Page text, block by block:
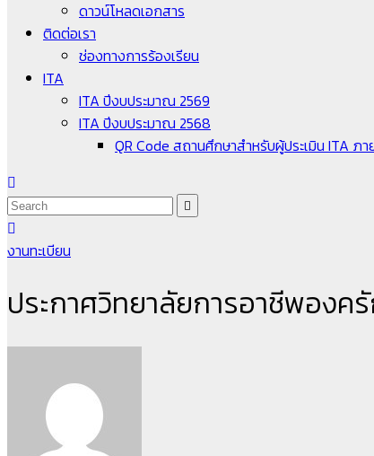
ดาวน์โหลดเอกสาร
ติดต่อเรา
ช่องทางการร้องเรียน
ITA
ITA ปีงบประมาณ 2569
ITA ปีงบประมาณ 2568
QR Code สถานศึกษาสำหรับผู้ประเมิน ITA ภา
งานทะเบียน
ประกาศวิทยาลัยการอาชีพองค